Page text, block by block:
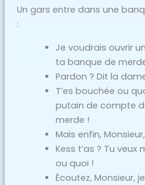
Un gars entre dans une
:
Je voudrais ouvrir
ta banque de
Pardon ? Dit la
T’es bouchée ou
putain de compte
merde !
Mais enfin,
Kess t’as ? Tu
ou quoi !
Écoutez, Monsieur,